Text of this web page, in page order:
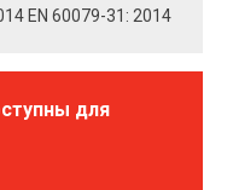
EN 60079-31: 2014
для